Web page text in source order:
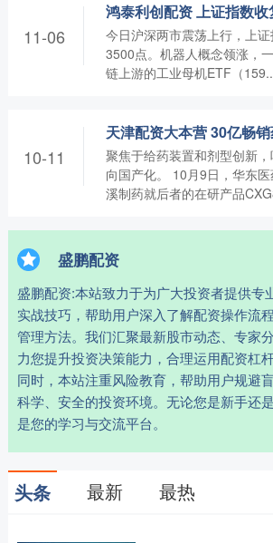
今日沪深两市震荡上行，上
3500点。机器人概念领涨，
链上游的工业母机ETF（
11-06
聚焦于给药装置和剂型创新
向国产化。 10月9日，华东
溪制药就后者的在研产品
10-11
盛鹏配资
盛鹏配资:本站致力于为广大投资者提供专
实战技巧，帮助用户深入了解配资操作流
管理方法。我们汇聚最新股市动态、专家
力您提升投资决策能力，合理运用配资杠
同时，本站注重风险教育，帮助用户规避
科学、安全的投资环境。无论您是新手还
是您的学习与交流平台。
头条 最新 最热